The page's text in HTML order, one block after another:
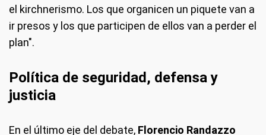
el kirchnerismo. Los que organicen un piquete van a
ir presos y los que participen de ellos van a perder el
plan".
Política de seguridad, defensa y
justicia
En el último eje del debate, Florencio Randazzo